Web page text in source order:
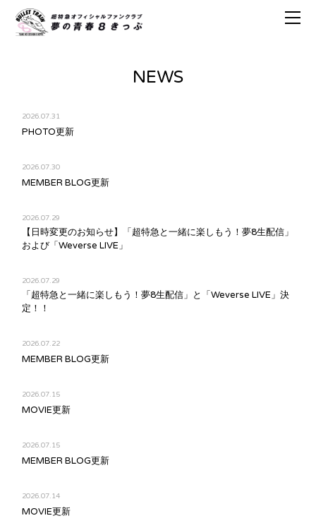
NEWS
2026.07.31
PHOTO更新
2026.07.30
MEMBER BLOG更新
2026.07.29
【日時変更のお知らせ】「超特急と一緒に楽しもう！夢8生配信」
および「Weverse LIVE」
2026.07.29
「超特急と一緒に楽しもう！夢8生配信」と「Weverse LIVE」決
定！！
2026.07.22
MEMBER BLOG更新
2026.07.15
MOVIE更新
2026.07.15
MEMBER BLOG更新
2026.07.14
MOVIE更新